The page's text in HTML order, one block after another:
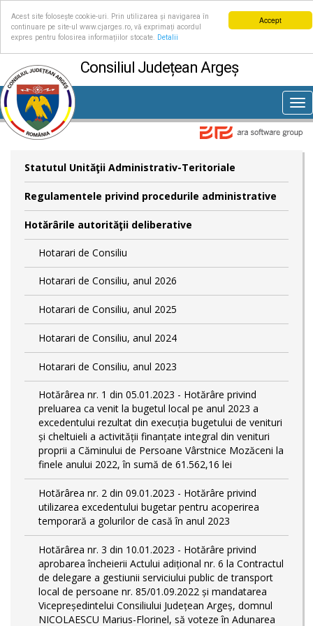
Accept
Acest site folosește cookie-uri. Prin utilizarea și navigarea în
continuare pe site-ul www.cjarges.ro, vă exprimați acordul
expres pentru folosirea informațiilor stocate.
Detalii
Consiliul Județean Argeș
Statutul Unităţii Administrativ-Teritoriale
Regulamentele privind procedurile administrative
Hotărârile autorităţii deliberative
Hotarari de Consiliu
Hotarari de Consiliu, anul 2026
Hotarari de Consiliu, anul 2025
Hotarari de Consiliu, anul 2024
Hotarari de Consiliu, anul 2023
Hotărârea nr. 1 din 05.01.2023 - Hotărâre privind
preluarea ca venit la bugetul local pe anul 2023 a
excedentului rezultat din execuția bugetului de venituri
și cheltuieli a activității finanțate integral din venituri
proprii a Căminului de Persoane Vârstnice Mozăceni la
finele anului 2022, în sumă de 61.562,16 lei
Hotărârea nr. 2 din 09.01.2023 - Hotărâre privind
utilizarea excedentului bugetar pentru acoperirea
temporară a golurilor de casă în anul 2023
Hotărârea nr. 3 din 10.01.2023 - Hotărâre privind
aprobarea încheierii Actului adițional nr. 6 la Contractul
de delegare a gestiunii serviciului public de transport
local de persoane nr. 85/01.09.2022 și mandatarea
Vicepreședintelui Consiliului Județean Argeș, domnul
NICOLAESCU Marius-Florinel, să voteze în Adunarea